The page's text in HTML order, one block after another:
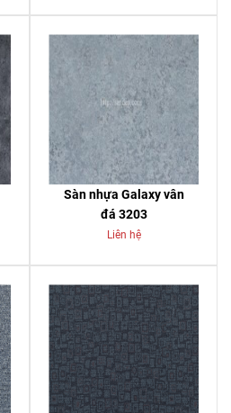
Sàn nhựa Galaxy vân
đá 3203
Liên hệ